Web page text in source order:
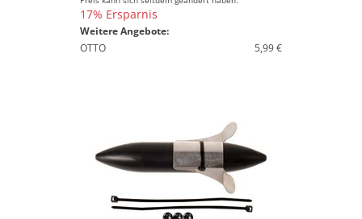
17% Ersparnis
Weitere Angebote:
OTTO
5,99 €